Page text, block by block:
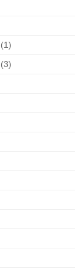
(1)
(3)